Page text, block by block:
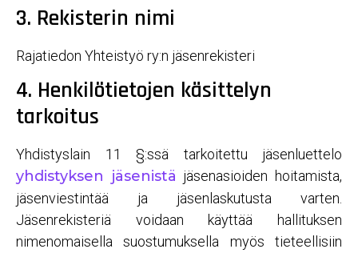
3. Rekisterin nimi
Rajatiedon Yhteistyö ry:n jäsenrekisteri
4. Henkilötietojen käsittelyn
tarkoitus
Yhdistyslain 11 §:ssä tarkoitettu jäsenluettelo
yhdistyksen jäsenistä jäsenasioiden hoitamista,
jäsenviestintää ja jäsenlaskutusta varten.
Jäsenrekisteriä voidaan käyttää hallituksen
nimenomaisella suostumuksella myös tieteellisiin